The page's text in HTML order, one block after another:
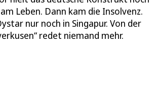
Leben. Dann kam die Insolvenz.
nur noch in Singapur. Von der
redet niemand mehr.